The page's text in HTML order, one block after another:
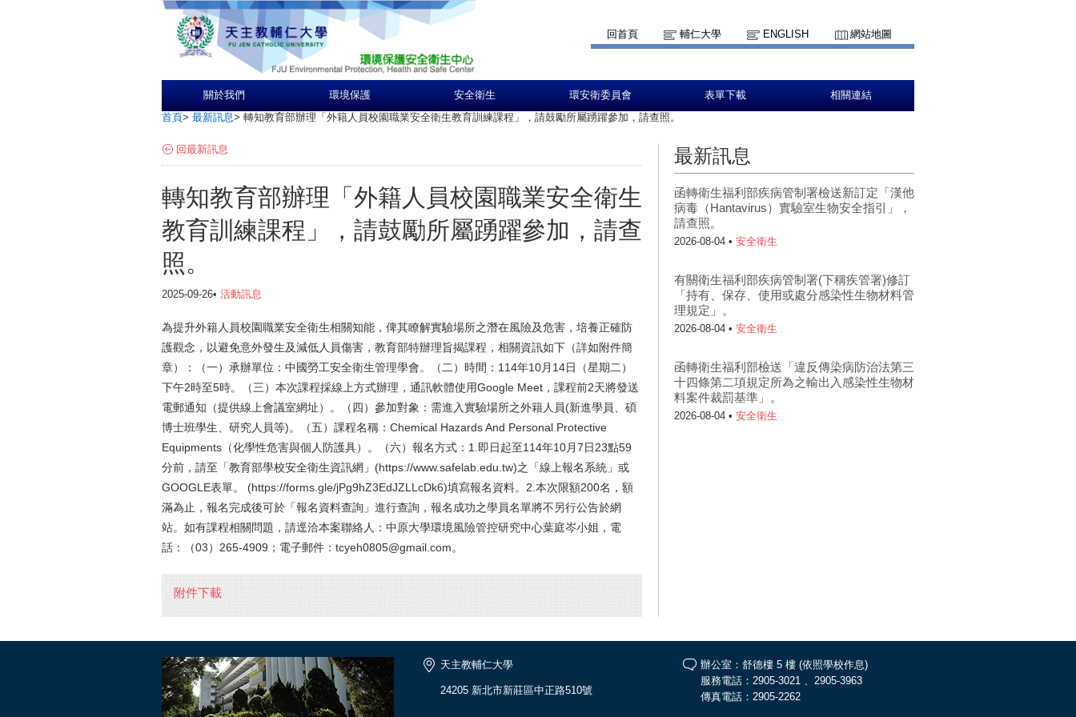
回首頁 輔仁大學 ENGLISH 網站地圖
關於我們 環境保護 安全衛生 環安衛委員會 表單下載 相關連結
首頁> 最新訊息> 轉知教育部辦理「外籍人員校園職業安全衛生教育訓練課程」，請鼓勵所屬踴躍參加，請查照。
回最新訊息
轉知教育部辦理「外籍人員校園職業安全衛生
教育訓練課程」，請鼓勵所屬踴躍參加，請查
照。
2025-09-26• 活動訊息
為提升外籍人員校園職業安全衛生相關知能，俾其瞭解實驗場所之潛在風險及危害，培養正確防
護觀念，以避免意外發生及減低人員傷害，教育部特辦理旨揭課程，相關資訊如下（詳如附件簡
章）：（一）承辦單位：中國勞工安全衛生管理學會。（二）時間：114年10月14日（星期二）
下午2時至5時。（三）本次課程採線上方式辦理，通訊軟體使用Google Meet，課程前2天將發送
電郵通知（提供線上會議室網址）。（四）參加對象：需進入實驗場所之外籍人員(新進學員、碩
博士班學生、研究人員等)。（五）課程名稱：Chemical Hazards And Personal Protective
Equipments（化學性危害與個人防護具）。（六）報名方式：1.即日起至114年10月7日23點59
分前，請至「教育部學校安全衛生資訊網」(https://www.safelab.edu.tw)之「線上報名系統」或
GOOGLE表單。 (https://forms.gle/jPg9hZ3EdJZLLcDk6)填寫報名資料。2.本次限額200名，額
滿為止，報名完成後可於「報名資料查詢」進行查詢，報名成功之學員名單將不另行公告於網
站。如有課程相關問題，請逕洽本案聯絡人：中原大學環境風險管控研究中心葉庭岑小姐，電
話：（03）265-4909；電子郵件：tcyeh0805@gmail.com。
附件下載
最新訊息
函轉衛生福利部疾病管制署檢送新訂定「漢他
病毒（Hantavirus）實驗室生物安全指引」，
請查照。
2026-08-04 • 安全衛生
有關衛生福利部疾病管制署(下稱疾管署)修訂
「持有、保存、使用或處分感染性生物材料管
理規定」。
2026-08-04 • 安全衛生
函轉衛生福利部檢送「違反傳染病防治法第三
十四條第二項規定所為之輸出入感染性生物材
料案件裁罰基準」。
2026-08-04 • 安全衛生
天主教輔仁大學
24205 新北市新莊區中正路510號
辦公室：舒德樓 5 樓 (依照學校作息)
服務電話：2905-3021 、2905-3963
傳真電話：2905-2262